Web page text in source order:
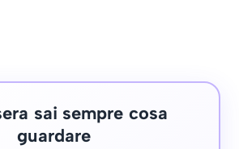
sai sempre cosa
guardare